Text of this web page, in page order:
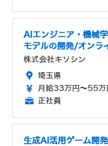
AIエンジニア・機械
モデルの開発/オンラ
株式会社キソシン
埼玉県
月給33万円～55万
正社員
生成AI活用ゲーム開